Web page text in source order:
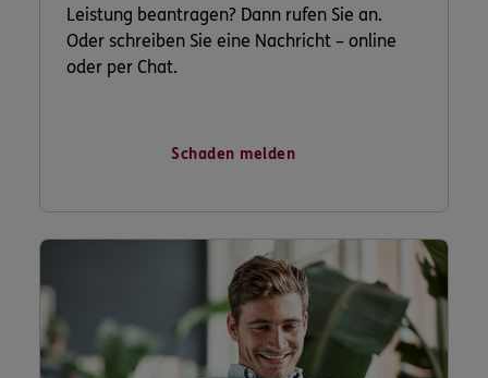
Leistung beantragen? Dann rufen Sie an.
Oder schreiben Sie eine Nachricht – online
oder per Chat.
Schaden melden